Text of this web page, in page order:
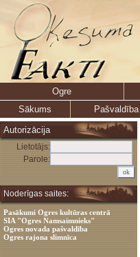
Ogre
Sākums
Pašvaldība
Autorizācija
Lietotājs:
Parole:
Noderīgas saites:
Pasākumi Ogres kultūras centrā
SIA "Ogres Namsaimnieks"
Ogres novada pašvaldība
Ogres rajona slimnīca